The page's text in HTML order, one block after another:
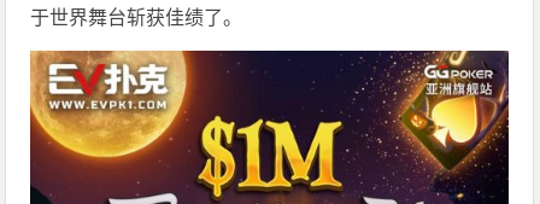
于世界舞台斩获佳绩了。